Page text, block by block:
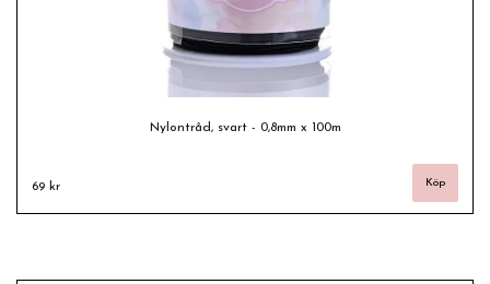
Nylontråd, svart - 0,8mm x 100m
69 kr